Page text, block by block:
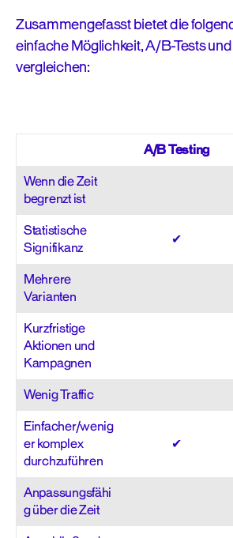
Zusammengefasst bietet die
einfache Möglichkeit, A/B-Tests
vergleichen:
A/B Testing
Wenn die Zeit
begrenzt ist
Statistische
Signifikanz
✔
Mehrere
Varianten
Kurzfristige
Aktionen und
Kampagnen
Wenig Traffic
Einfacher/wenig
er komplex
durchzuführen
✔
Anpassungsfähi
g über die Zeit